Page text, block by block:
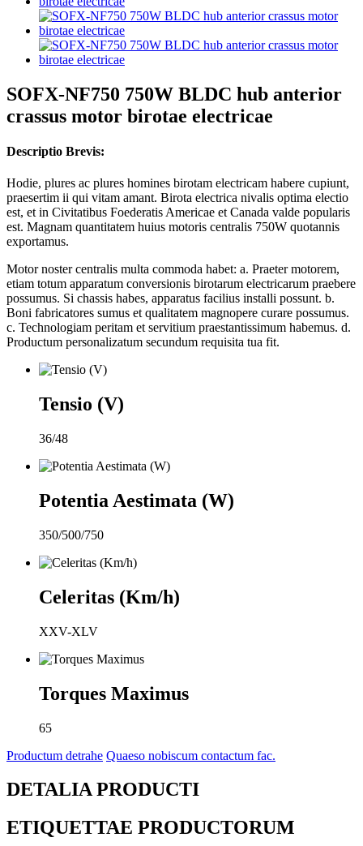
SOFX-NF750 750W BLDC hub anterior
crassus motor birotae electricae
Descriptio Brevis:
Hodie, plures ac plures homines birotam electricam habere cupiunt,
praesertim ii qui vitam amant. Birota electrica nivalis optima electio
est, et in Civitatibus Foederatis Americae et Canada valde popularis
est. Magnam quantitatem huius motoris centralis 750W quotannis
exportamus.
Motor noster centralis multa commoda habet: a. Praeter motorem,
etiam totum apparatum conversionis birotarum electricarum praebere
possumus. Si chassis habes, apparatus facilius installi possunt. b.
Boni fabricatores sumus et qualitatem magnopere curare possumus.
c. Technologiam peritam et servitium praestantissimum habemus. d.
Productum personalizatum secundum requisita tua fit.
Tensio (V)
36/48
Potentia Aestimata (W)
350/500/750
Celeritas (Km/h)
XXV-XLV
Torques Maximus
65
Productum detrahe Quaeso nobiscum contactum fac.
DETALIA PRODUCTI
ETIQUETTAE PRODUCTORUM